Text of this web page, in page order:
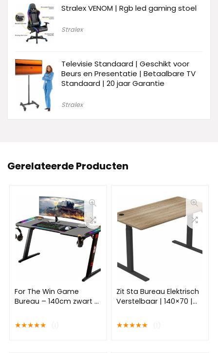
Stralex VENOM | Rgb led gaming stoel
Stralex
Televisie Standaard | Geschikt voor
Beurs en Presentatie | Betaalbare TV
Standaard | 20 jaar Garantie
Stralex
Gerelateerde Producten
For The Win Game
Bureau – 140cm zwart –
Verlichting – Incl RGB
muismat XXL
★★★★★
Zit Sta Bureau Elektrisch
Verstelbaar | 140×70 |
geheugenfunctie
★★★★★